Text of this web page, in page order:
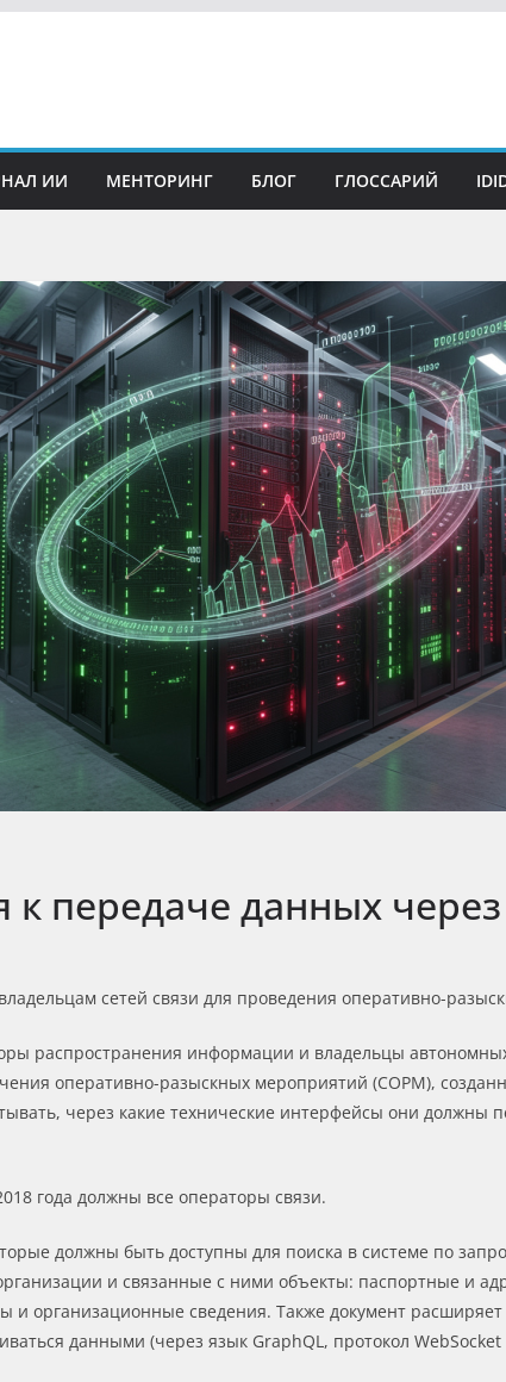
ИИ МЕНТОРИНГ БЛОГ ГЛОССАРИЙ
передаче данных
сетей связи для проведения оперативно-
распространения информации и владельцы
оперативно-разыскных мероприятий (СОРМ),
через какие технические интерфейсы они должны
года должны все операторы связи.
должны быть доступны для поиска в системе по
и связанные с ними объекты: паспортные и
организационные сведения. Также документ расширяет
данными (через язык GraphQL, протокол